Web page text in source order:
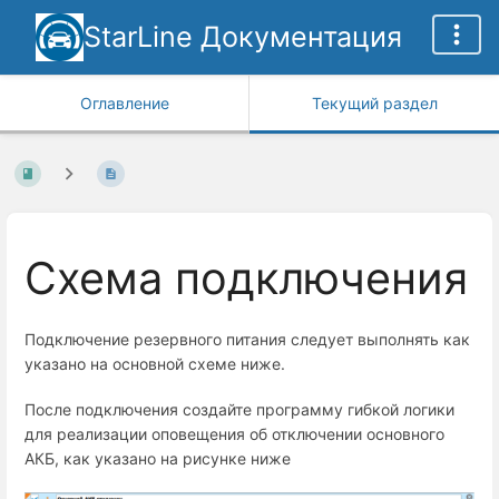
StarLine Документация
Оглавление Текущий раздел
Схема подключения
Подключение резервного питания следует выполнять как
указано на основной схеме ниже.
После подключения создайте программу гибкой логики
для реализации оповещения об отключении основного
АКБ, как указано на рисунке ниже